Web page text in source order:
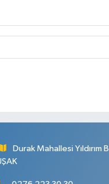
Durak Mahallesi